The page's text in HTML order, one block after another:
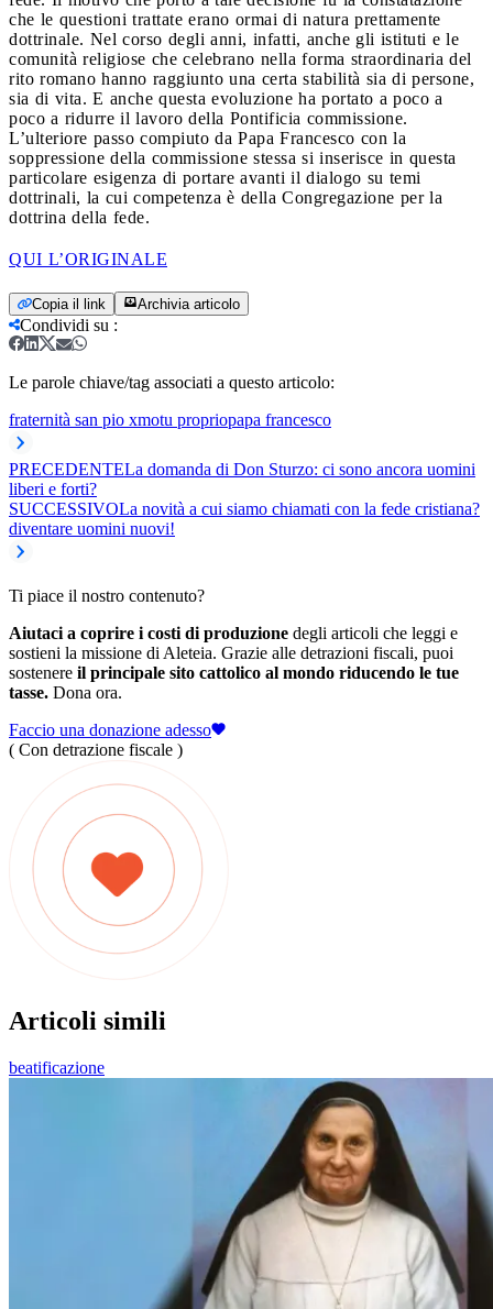
che le questioni trattate erano ormai di natura prettamente
dottrinale. Nel corso degli anni, infatti, anche gli istituti e le
comunità religiose che celebrano nella forma straordinaria del
rito romano hanno raggiunto una certa stabilità sia di persone,
sia di vita. E anche questa evoluzione ha portato a poco a
poco a ridurre il lavoro della Pontificia commissione.
L’ulteriore passo compiuto da Papa Francesco con la
soppressione della commissione stessa si inserisce in questa
particolare esigenza di portare avanti il dialogo su temi
dottrinali, la cui competenza è della Congregazione per la
dottrina della fede.
QUI L’ORIGINALE
Copia il link Archivia articolo
Condividi su :
Le parole chiave/tag associati a questo articolo:
fraternità san pio xmotu propriopapa francesco
PRECEDENTELa domanda di Don Sturzo: ci sono ancora uomini
liberi e forti?
SUCCESSIVOLa novità a cui siamo chiamati con la fede cristiana?
diventare uomini nuovi!
Ti piace il nostro contenuto?
Aiutaci a coprire i costi di produzione degli articoli che leggi e
sostieni la missione di Aleteia. Grazie alle detrazioni fiscali, puoi
sostenere il principale sito cattolico al mondo riducendo le tue
tasse. Dona ora.
Faccio una donazione adesso
( Con detrazione fiscale )
Articoli simili
beatificazione